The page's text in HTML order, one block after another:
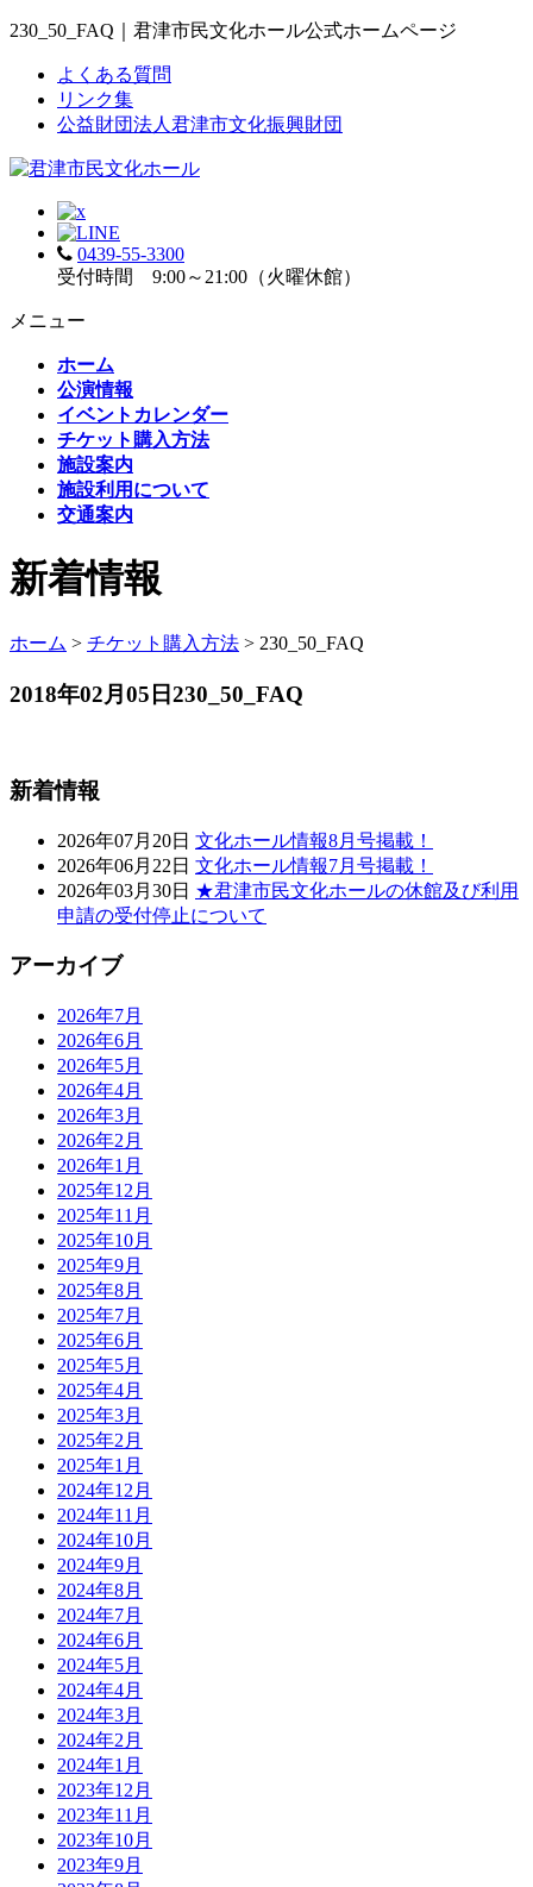
230_50_FAQ｜君津市民文化ホール公式ホームページ
よくある質問
リンク集
公益財団法人君津市文化振興財団
0439-55-3300
受付時間 9:00～21:00（火曜休館）
メニュー
ホーム
公演情報
イベントカレンダー
チケット購入方法
施設案内
施設利用について
交通案内
新着情報
ホーム > チケット購入方法 > 230_50_FAQ
2018年02月05日230_50_FAQ
新着情報
2026年07月20日 文化ホール情報8月号掲載！
2026年06月22日 文化ホール情報7月号掲載！
2026年03月30日 ★君津市民文化ホールの休館及び利用
申請の受付停止について
アーカイブ
2026年7月
2026年6月
2026年5月
2026年4月
2026年3月
2026年2月
2026年1月
2025年12月
2025年11月
2025年10月
2025年9月
2025年8月
2025年7月
2025年6月
2025年5月
2025年4月
2025年3月
2025年2月
2025年1月
2024年12月
2024年11月
2024年10月
2024年9月
2024年8月
2024年7月
2024年6月
2024年5月
2024年4月
2024年3月
2024年2月
2024年1月
2023年12月
2023年11月
2023年10月
2023年9月